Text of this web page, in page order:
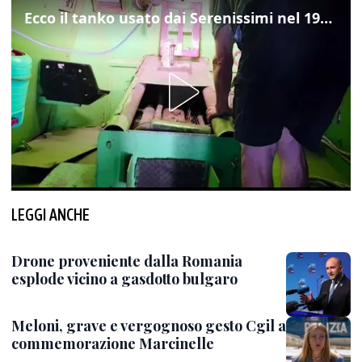
Ecco il tanko usato dai Serenissimi nel 1997 per il blitz a San Marco
LEGGI ANCHE
Drone proveniente dalla Romania
esplode vicino a gasdotto bulgaro
Meloni, grave e vergognoso gesto Cgil a
commemorazione Marcinelle